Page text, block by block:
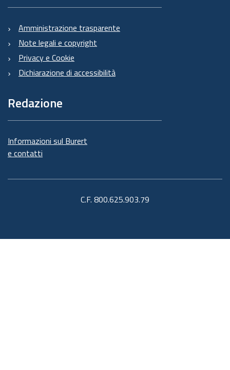
Amministrazione trasparente
Note legali e copyright
Privacy e Cookie
Dichiarazione di accessibilità
Redazione
Informazioni sul Burert
e contatti
C.F. 800.625.903.79